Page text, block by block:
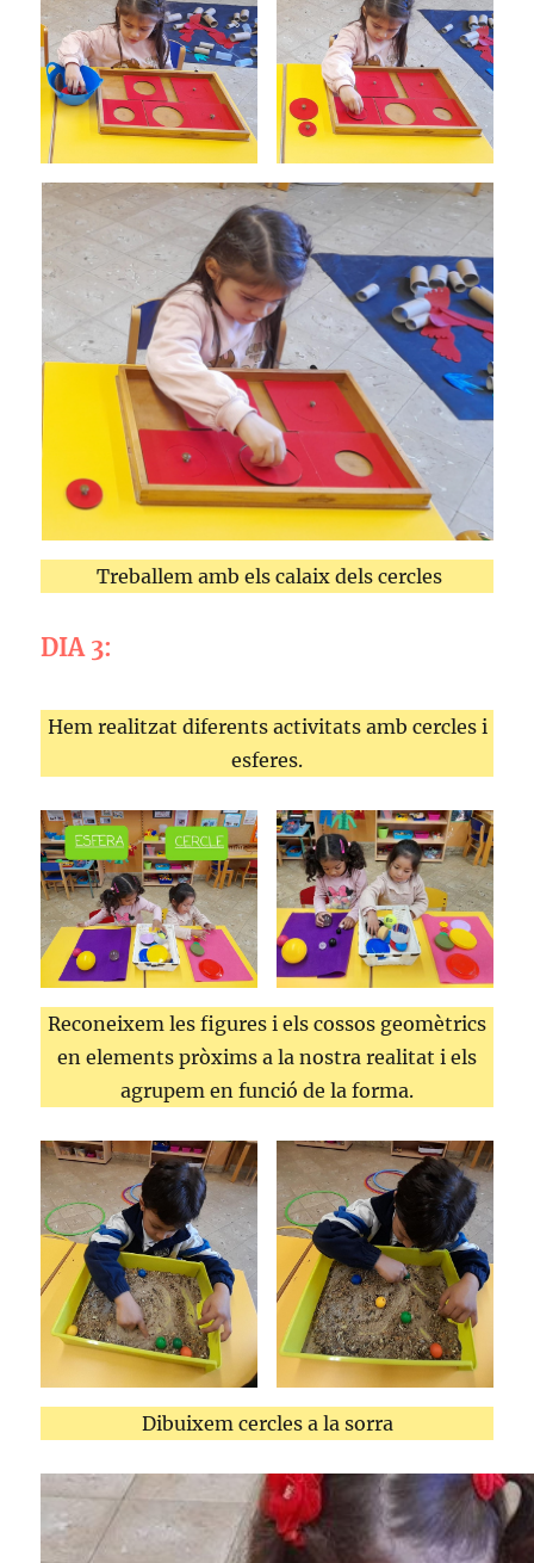
Treballem amb els calaix dels cercles
DIA 3:
Hem realitzat diferents activitats amb cercles i
esferes.
Reconeixem les figures i els cossos geomètrics
en elements pròxims a la nostra realitat i els
agrupem en funció de la forma.
Dibuixem cercles a la sorra